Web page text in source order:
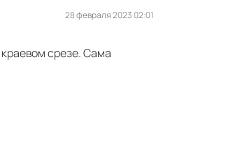
28 февраля 2023 02:01
срезе. Сама